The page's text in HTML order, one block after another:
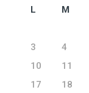
L M
3
4
10
11
17
18